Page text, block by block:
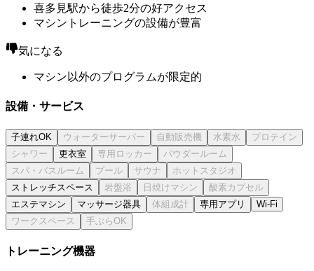
喜多見駅から徒歩2分の好アクセス
マシントレーニングの設備が豊富
気になる
マシン以外のプログラムが限定的
設備・サービス
子連れOK
更衣室
ストレッチスペース
エステマシン
マッサージ器具 専用アプリ Wi-Fi
トレーニング機器